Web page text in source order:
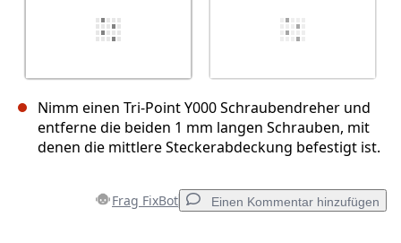
Nimm einen Tri-Point Y000 Schraubendreher und
entferne die beiden 1 mm langen Schrauben, mit
denen die mittlere Steckerabdeckung befestigt ist.
Frag FixBot Einen Kommentar hinzufügen